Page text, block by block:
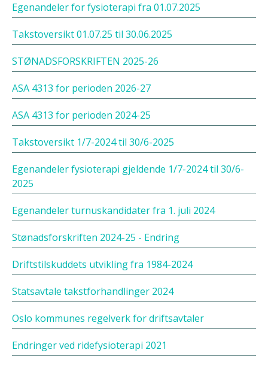
Egenandeler for fysioterapi fra 01.07.2025
Takstoversikt 01.07.25 til 30.06.2025
STØNADSFORSKRIFTEN 2025-26
ASA 4313 for perioden 2026-27
ASA 4313 for perioden 2024-25
Takstoversikt 1/7-2024 til 30/6-2025
Egenandeler fysioterapi gjeldende 1/7-2024 til 30/6-
2025
Egenandeler turnuskandidater fra 1. juli 2024
Stønadsforskriften 2024-25 - Endring
Driftstilskuddets utvikling fra 1984-2024
Statsavtale takstforhandlinger 2024
Oslo kommunes regelverk for driftsavtaler
Endringer ved ridefysioterapi 2021